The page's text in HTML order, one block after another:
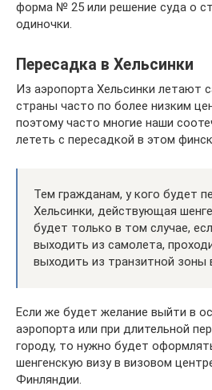
форма № 25 или решение суда о
одиночки.
Пересадка в Хельсинки
Из аэропорта Хельсинки летают
страны часто по более низким
поэтому часто многие наши
лететь с пересадкой в этом
Тем гражданам, у кого будет
Хельсинки, действующая
будет только в том случае,
выходить из самолета,
выходить из транзитной зоны
Если же будет желание выйти в
аэропорта или при длительной
городу, то нужно будет
шенгенскую визу в визовом
Финляндии.